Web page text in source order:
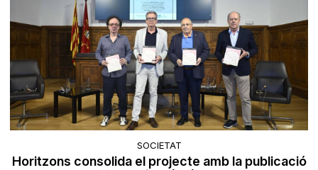
SOCIETAT
Horitzons consolida el projecte amb la publicació